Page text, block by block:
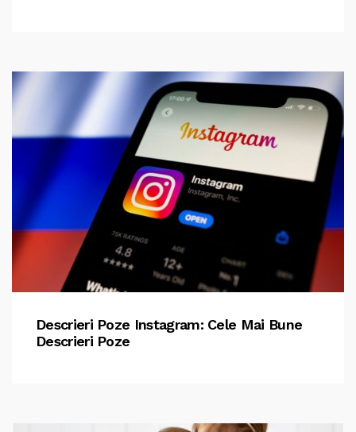
Descrieri Poze Instagram: Cele Mai Bune
Descrieri Poze